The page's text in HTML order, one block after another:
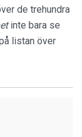
de trehundra
inte bara se
listan över